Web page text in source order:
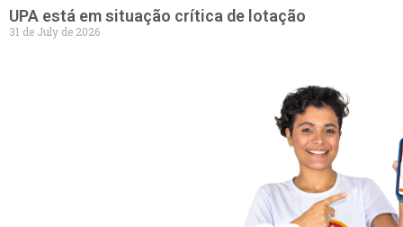
UPA está em situação crítica de lotação
31 de July de 2026